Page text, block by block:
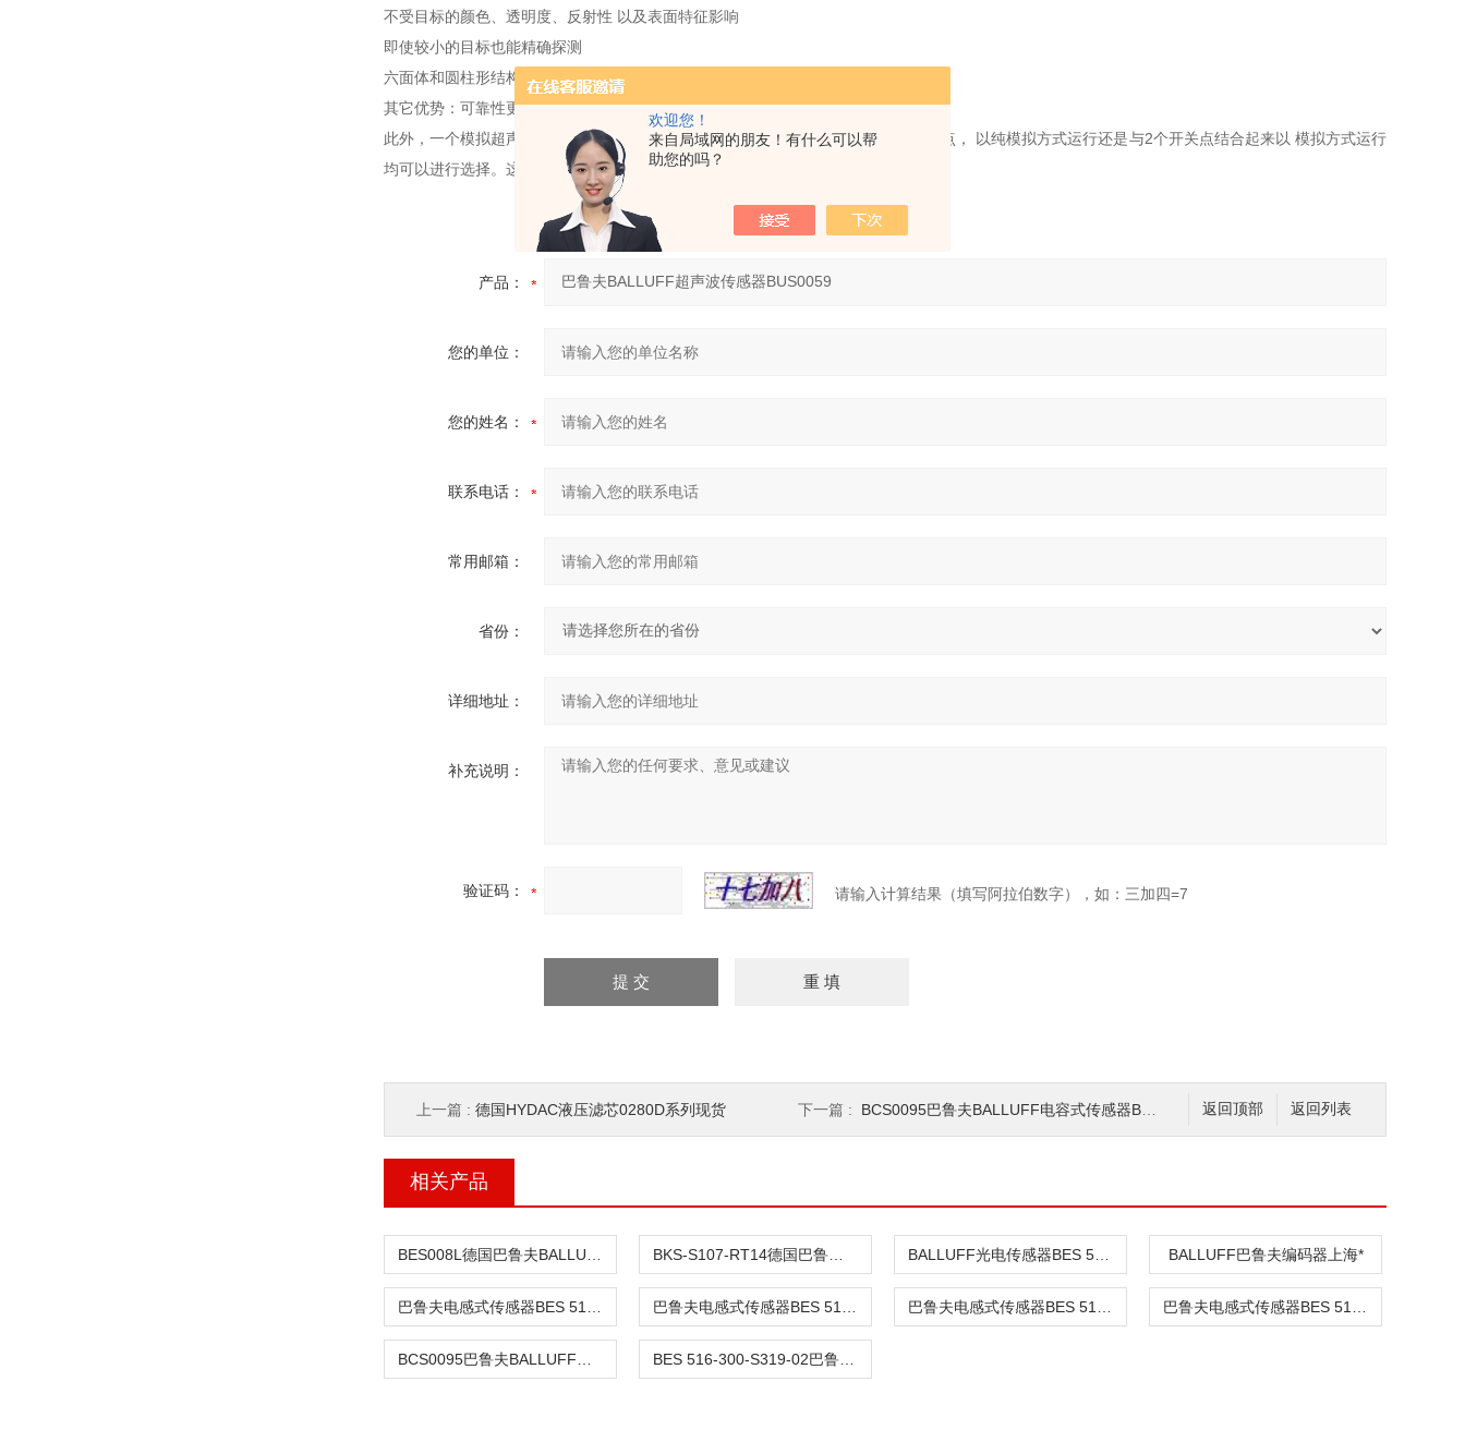
欢迎您！
来自局域网的朋友！有什么可以帮
助您的吗？
不受目标的颜色、透明度、反射性 以及表面特征影响
即使较小的目标也能精确探测
六面体和圆柱形结构带来更多的 设计自由度
其它优势：可靠性更强，费用更低
此外，一个模拟超声波传感器还能承担第二个 传感器的功能。使用1个还是2个开关点， 以纯模拟方式运行还是与2个开关点结合起来以 模拟方式运行
均可以进行选择。这样既能 获得更高的灵活性与效益，又能提高应用的 安全性。
产品：
您的单位：
您的姓名：
联系电话：
常用邮箱：
省份：
详细地址：
补充说明：
验证码： 请输入计算结果（填写阿拉伯数字），如：三加四=7
返回列表
返回顶部
上一篇 : 德国HYDAC液压滤芯0280D系列现货 下一篇 : BCS0095巴鲁夫BALLUFF电容式传感器BCS0095现货
相关产品
BALLUFF巴鲁夫编码器上海*